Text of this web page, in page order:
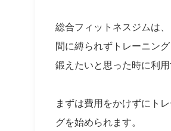
総合フィットネスジムは
間に縛られずトレーニン
鍛えたいと思った時に利用
まずは費用をかけずにト
グを始められます。